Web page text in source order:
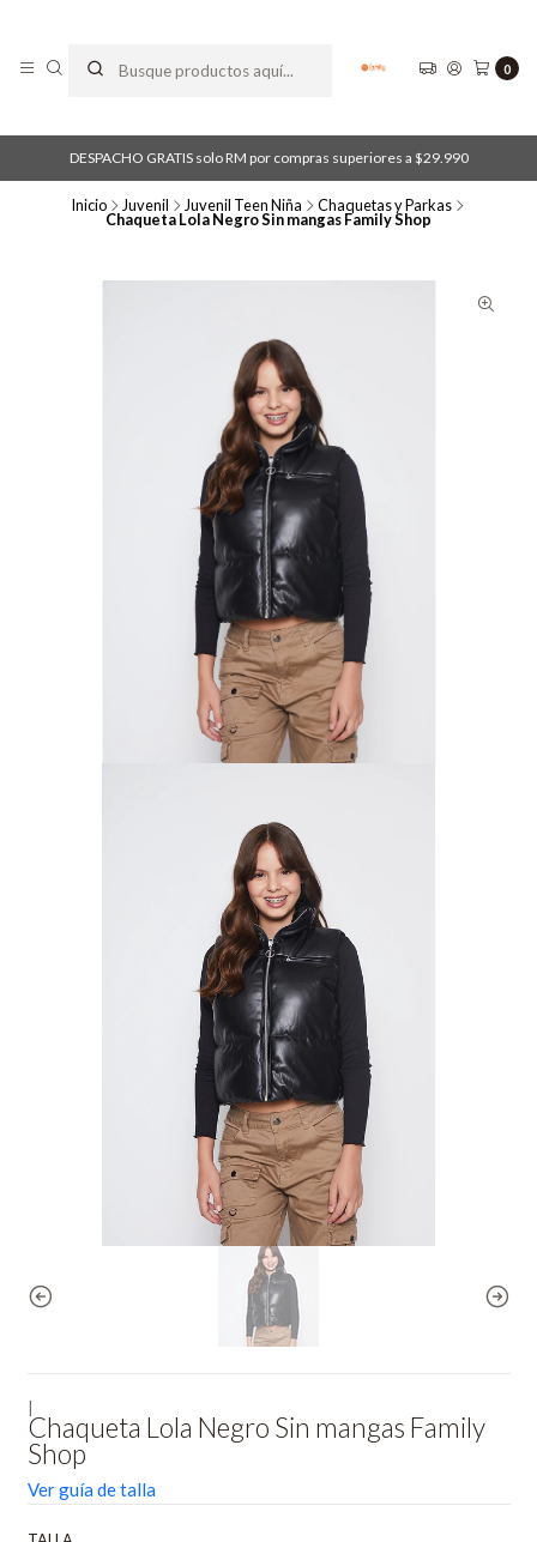
0
DESPACHO GRATIS solo RM por compras superiores a $29.990
Inicio Juvenil Juvenil Teen Niña Chaquetas y Parkas
Chaqueta Lola Negro Sin mangas Family Shop
Chaqueta Lola Negro Sin mangas Family
Shop
Ver guía de talla